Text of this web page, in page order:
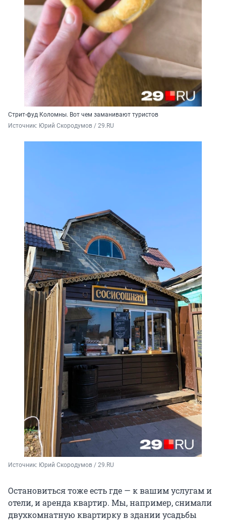
Стрит-фуд Коломны. Вот чем заманивают туристов
Источник: Юрий Скородумов / 29.RU
Источник: Юрий Скородумов / 29.RU
Остановиться тоже есть где — к вашим услугам и
отели, и аренда квартир. Мы, например, снимали
двухкомнатную квартирку в здании усадьбы